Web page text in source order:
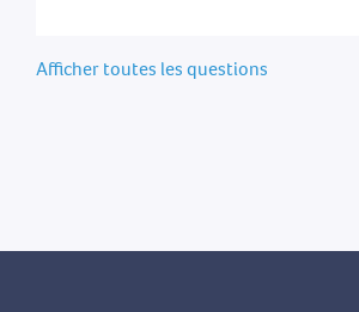
Afficher toutes les questions